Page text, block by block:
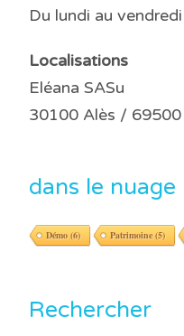
Du lundi au
Localisations
Eléana SASu
30100 Alès / 69500
dans le nuage
Démo(6) Patrimoine(5)
Rechercher